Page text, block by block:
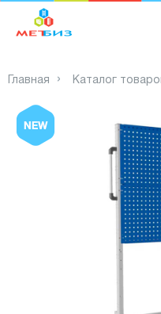
Главная Каталог